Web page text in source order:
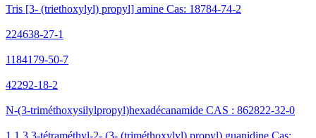
Tris [3- (triethoxylyl) propyl] amine Cas: 18784-74-2
224638-27-1
1184179-50-7
42292-18-2
N-(3-triméthoxysilylpropyl)hexadécanamide CAS : 862822-32-0
1,1,3,3-tétraméthyl-2- (3- (triméthoxylyl) propyl) guanidine Cas: